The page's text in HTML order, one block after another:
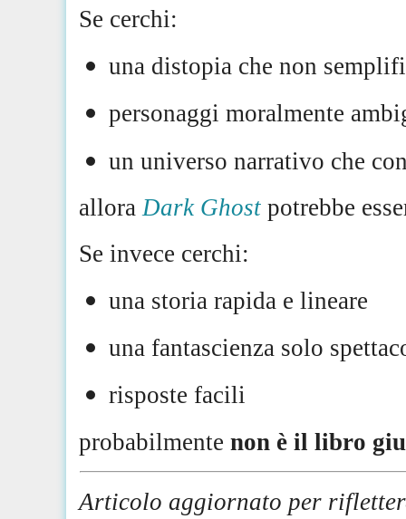
Se cerchi:
una distopia che non
personaggi moralmente
un universo narrativo che
allora Dark Ghost potrebbe
Se invece cerchi:
una storia rapida e lineare
una fantascienza solo
risposte facili
probabilmentenon è il libro
Articolo aggiornato per